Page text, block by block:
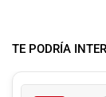
TE PODRÍA